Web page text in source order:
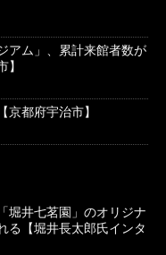
アム」、累計来館者数が
都府宇治市】
堀井七茗園」のオリジナ
る【堀井長太郎氏インタ